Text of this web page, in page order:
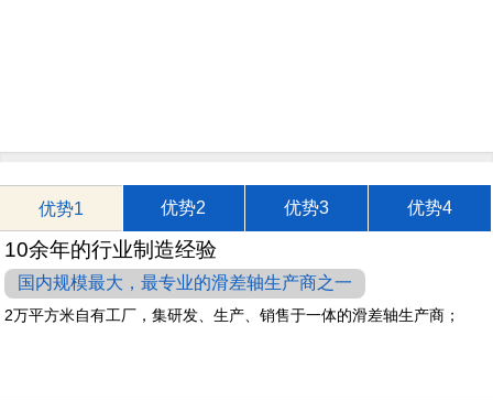
优势1 优势2 优势3 优势4
10余年的行业制造经验
国内规模最大，最专业的滑差轴生产商之一
2万平方米自有工厂，集研发、生产、销售于一体的滑差轴生产商；